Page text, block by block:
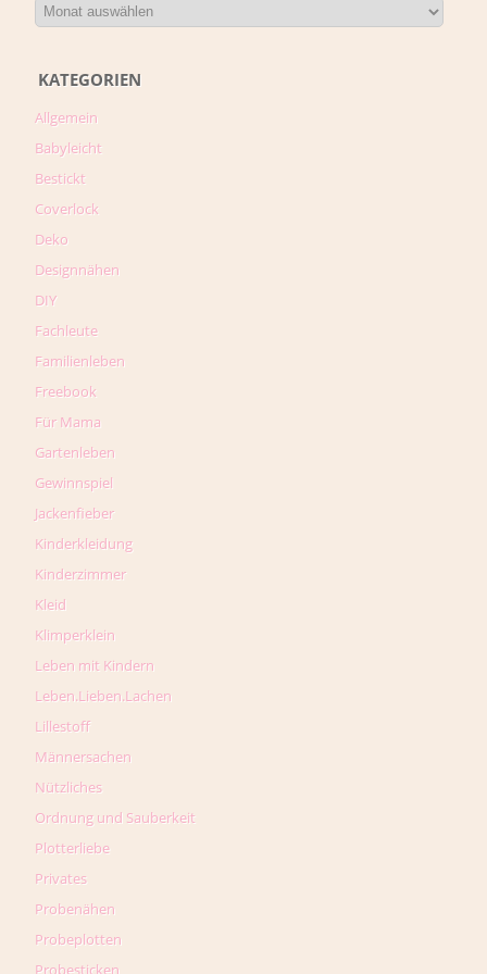
KATEGORIEN
Allgemein
Babyleicht
Bestickt
Coverlock
Deko
Designnähen
DIY
Fachleute
Familienleben
Freebook
Für Mama
Gartenleben
Gewinnspiel
Jackenfieber
Kinderkleidung
Kinderzimmer
Kleid
Klimperklein
Leben mit Kindern
Leben.Lieben.Lachen
Lillestoff
Männersachen
Nützliches
Ordnung und Sauberkeit
Plotterliebe
Privates
Probenähen
Probeplotten
Probesticken